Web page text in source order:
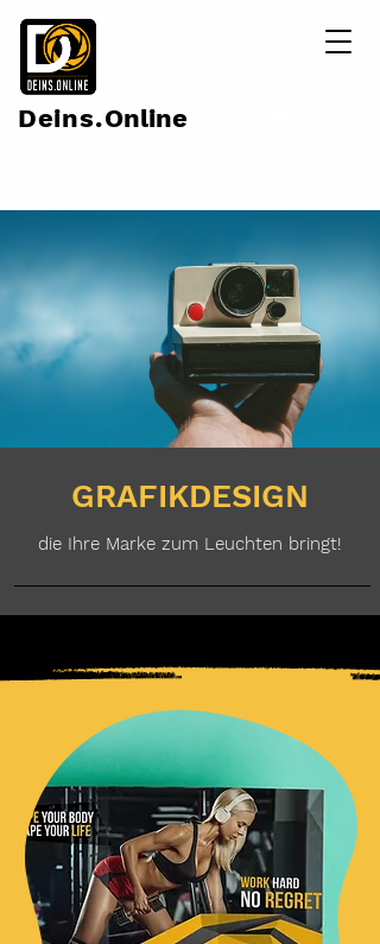
Online
Deins.
GRAFIKDESIGN
die Ihre Marke zum Leuchten bringt!